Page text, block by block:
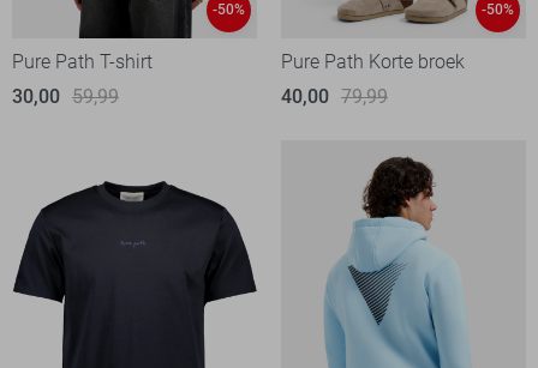
-50%
Pure Path T-shirt
30,00 59,99
-50%
Pure Path Korte broek
40,00 79,99